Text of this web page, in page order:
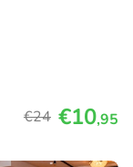
€24 €10,95